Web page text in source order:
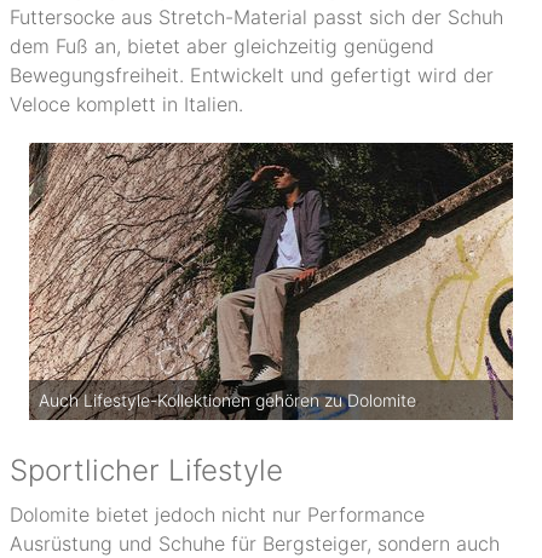
Futtersocke aus Stretch-Material passt sich der Schuh
dem Fuß an, bietet aber gleichzeitig genügend
Bewegungsfreiheit. Entwickelt und gefertigt wird der
Veloce komplett in Italien.
Auch Lifestyle-Kollektionen gehören zu Dolomite
Sportlicher Lifestyle
Dolomite bietet jedoch nicht nur Performance
Ausrüstung und Schuhe für Bergsteiger, sondern auch